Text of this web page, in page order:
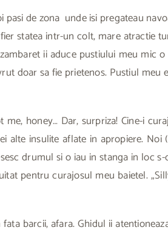
de zona unde isi pregateau
statea intr-un colt, mare atractie
ii aduce pustiului meu mic
doar sa fie prietenos. Pustiul meu
honey… Dar, surpriza! Cine-i
insulite aflate in apropiere.
drumul si o iau in stanga in loc
pentru curajosul meu baietel.
barcii, afara. Ghidul ii